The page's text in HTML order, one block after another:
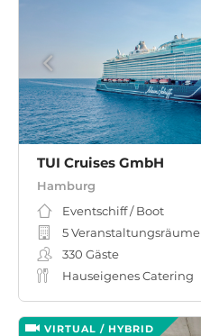
TUI Cruises GmbH
Hamburg
Eventschiff / Boot
5 Veranstaltungsräume
330 Gäste
Hauseigenes Catering
VIRTUAL / HYBRID